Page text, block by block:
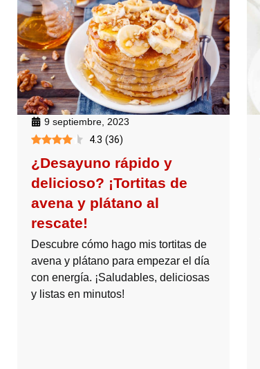
9 septiembre, 2023
4.3 (36)
¿Desayuno rápido y
delicioso? ¡Tortitas de
avena y plátano al
rescate!
Descubre cómo hago mis tortitas de
avena y plátano para empezar el día
con energía. ¡Saludables, deliciosas
y listas en minutos!